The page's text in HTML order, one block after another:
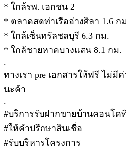
* ใกล้รพ. เอกชน 2
* ตลาดสดท่าเรืออ่างศิลา 1.6 ก
* ใกล้เซ็นทรัลชลบุรี 6.3 กม.
* ใกล้ชายหาดบางแสน 8.1 กม.
.
ทางเรา pre เอกสารให้ฟรี ไม่
นะค้า
.
#บริการรับฝากขายบ้านคอนโด
#ให้คำปรึกษาสินเชื่อ
#รับบริหารโครงการ